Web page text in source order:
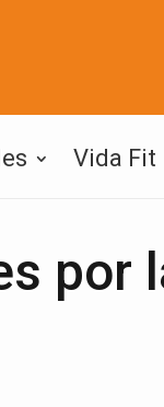
Vida Fit
por